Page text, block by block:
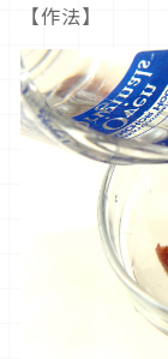
【作法】